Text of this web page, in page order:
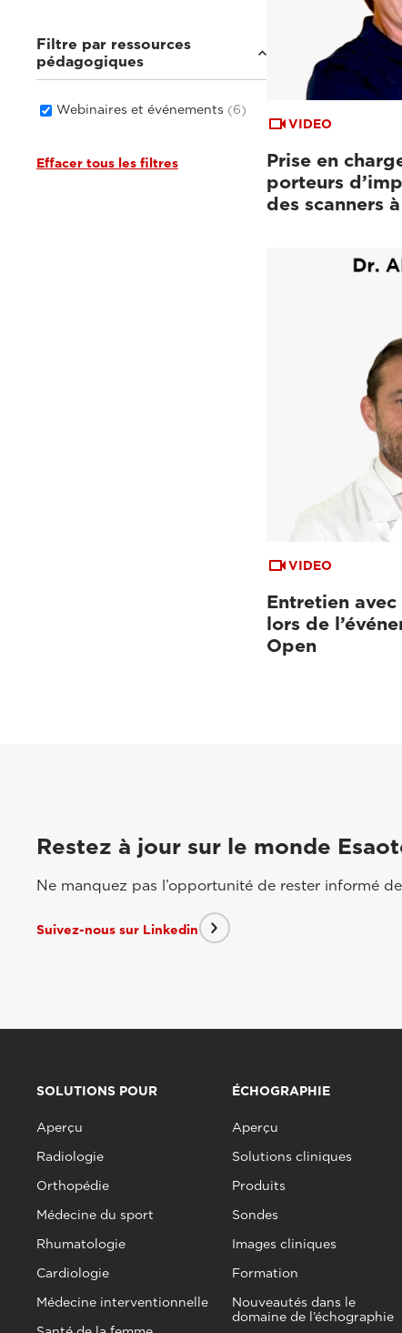
Filtre par ressources
pédagogiques
Webinaires et événements (6)
Effacer tous les filtres
VIDEO
Prise en
porteurs
des scanners
VIDEO
Entretien
lors de
Open
Restez à jour sur le monde
Ne manquez pas l’opportunité de rester informé
Suivez-nous sur Linkedin
SOLUTIONS POUR
Aperçu
Radiologie
Orthopédie
Médecine du sport
Rhumatologie
Cardiologie
Médecine interventionnelle
ÉCHOGRAPHIE
Aperçu
Solutions cliniques
Produits
Sondes
Images cliniques
Formation
Nouveautés dans le
domaine de l’échographie